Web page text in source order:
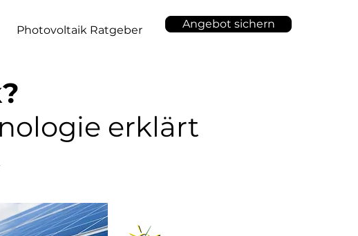
Photovoltaik Ratgeber Angebot sichern
erklärt